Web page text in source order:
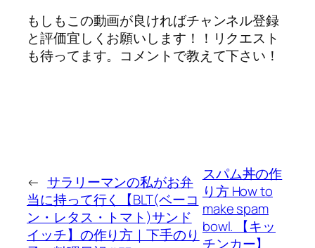
もしもこの動画が良ければチャンネル登録
と評価宜しくお願いします！！リクエスト
も待ってます。コメントで教えて下さい！
← サラリーマンの私がお弁
当に持って行く【BLT(ベーコ
ン・レタス・トマト)サンド
イッチ】の作り方｜下手のり
スパム丼の作
り方 How to
make spam
bowl. 【キッ
チンカー】